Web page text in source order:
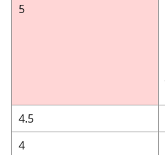
5
4.5
4